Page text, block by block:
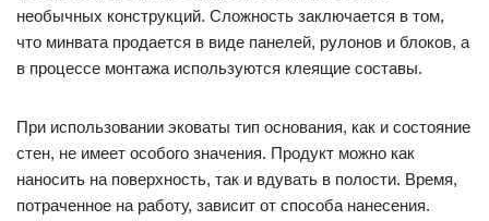
необычных конструкций. Сложность заключается в том,
что минвата продается в виде панелей, рулонов и блоков, а
в процессе монтажа используются клеящие составы.
При использовании эковаты тип основания, как и состояние
стен, не имеет особого значения. Продукт можно как
наносить на поверхность, так и вдувать в полости. Время,
потраченное на работу, зависит от способа нанесения.